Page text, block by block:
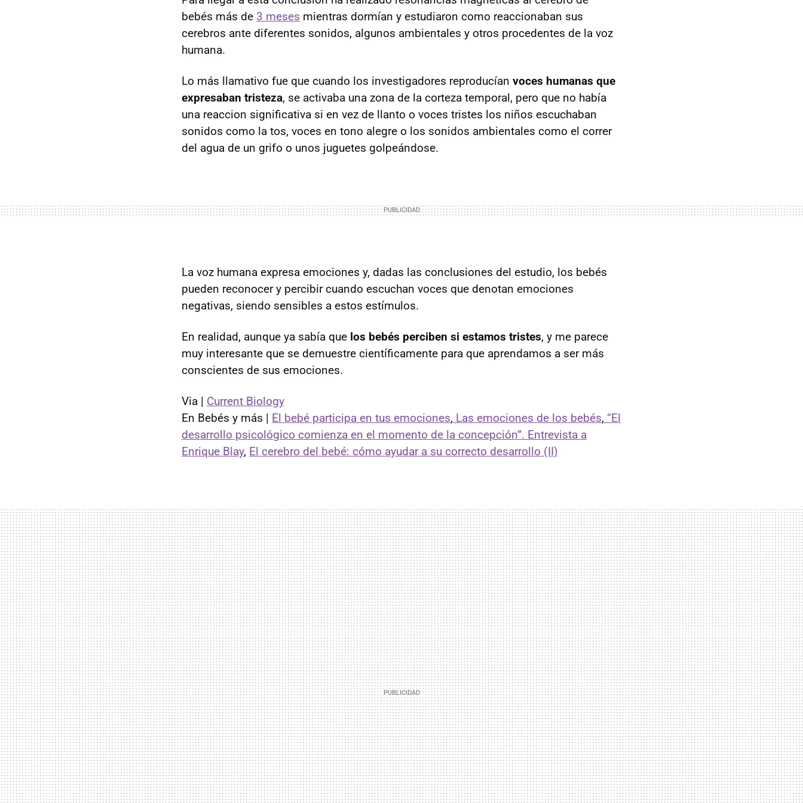
bebés más de 3 meses mientras dormían y estudiaron como reaccionaban sus
cerebros ante diferentes sonidos, algunos ambientales y otros procedentes de la voz
humana.
Lo más llamativo fue que cuando los investigadores reproducían voces humanas que
expresaban tristeza, se activaba una zona de la corteza temporal, pero que no había
una reaccion significativa si en vez de llanto o voces tristes los niños escuchaban
sonidos como la tos, voces en tono alegre o los sonidos ambientales como el correr
del agua de un grifo o unos juguetes golpeándose.
La voz humana expresa emociones y, dadas las conclusiones del estudio, los bebés
pueden reconocer y percibir cuando escuchan voces que denotan emociones
negativas, siendo sensibles a estos estímulos.
En realidad, aunque ya sabía que los bebés perciben si estamos tristes, y me parece
muy interesante que se demuestre científicamente para que aprendamos a ser más
conscientes de sus emociones.
Via | Current Biology
En Bebés y más | El bebé participa en tus emociones, Las emociones de los bebés, “El
desarrollo psicológico comienza en el momento de la concepción”. Entrevista a
Enrique Blay, El cerebro del bebé: cómo ayudar a su correcto desarrollo (II)